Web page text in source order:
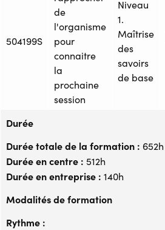
504199S
de
l'organisme
pour
connaitre
la
prochaine
session
Niveau
1.
Maîtrise
des
savoirs
de base
Durée
Durée totale de la formation : 652h
Durée en centre : 512h
Durée en entreprise : 140h
Modalités de formation
Rythme :